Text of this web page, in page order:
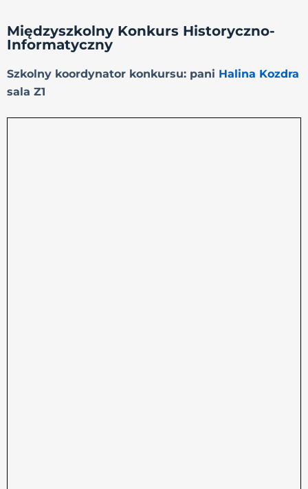
Międzyszkolny Konkurs Historyczno-
Informatyczny
Szkolny koordynator konkursu: pani Halina Kozdra
sala Z1